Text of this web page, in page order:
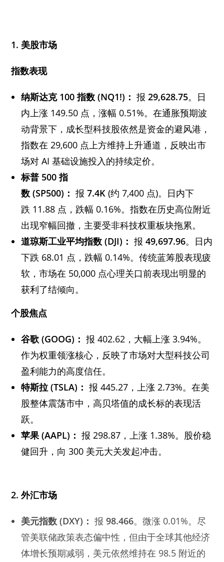
1. 美股市场
指数表现
纳斯达克100指数 (NQ1!)： 报29,628.75。日
内上涨 149.50 点，涨幅 0.51%。在通胀预期波
动背景下，成长型科技股依然是资金的避风港，
指数在 29,600 点上方维持上升通道，反映出市
场对 AI 基础设施投入的持续定价。
标普 500指
数 (SP500)： 报7.4K (约 7,400 点)。日内下
跌 11.88 点，跌幅 0.16%。指数在历史高位附近
出现窄幅回撤，主要受非科技权重板块拖累。
道琼斯工业平均指数 (DJI)： 报49,697.96。日内
下跌 68.01 点，跌幅 0.14%。传统蓝筹股表现疲
软，市场在 50,000 点心理关口前表现出明显的
获利了结倾向。
个股焦点
谷歌 (GOOG)： 报 402.62，大幅上涨 3.94%。
作为权重领涨核心，反映了市场对大型科技公司
盈利能力的高度信任。
特斯拉 (TSLA)： 报 445.27，上涨 2.73%。在美
股整体震荡市中，高贝塔值的成长标的表现活
跃。
苹果 (AAPL)： 报 298.87，上涨 1.38%。股价稳
健回升，向 300 美元大关发起冲击。
2.外汇市场
美元指数 (DXY)： 报98.466。微涨 0.01%。尽
管美联储政策表态偏中性，但由于全球其他经济
体增长预期减弱，美元依然维持在 98.5 附近的